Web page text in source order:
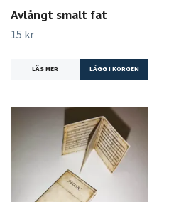
Avlångt smalt fat
15 kr
LÄS MER LÄGG I KORGEN